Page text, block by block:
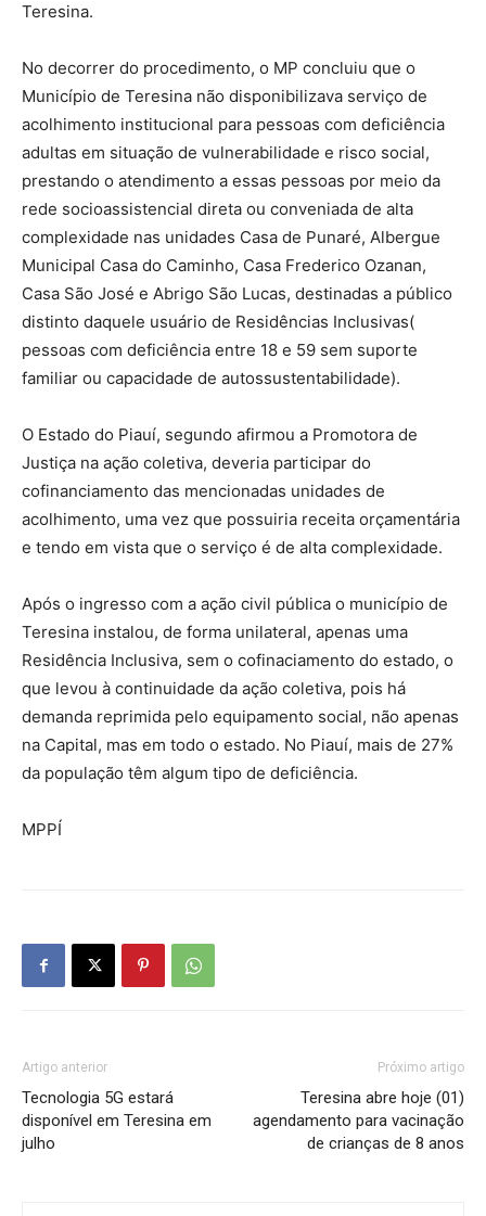
Teresina.
No decorrer do procedimento, o MP concluiu que o
Município de Teresina não disponibilizava serviço de
acolhimento institucional para pessoas com deficiência
adultas em situação de vulnerabilidade e risco social,
prestando o atendimento a essas pessoas por meio da
rede socioassistencial direta ou conveniada de alta
complexidade nas unidades Casa de Punaré, Albergue
Municipal Casa do Caminho, Casa Frederico Ozanan,
Casa São José e Abrigo São Lucas, destinadas a público
distinto daquele usuário de Residências Inclusivas(
pessoas com deficiência entre 18 e 59 sem suporte
familiar ou capacidade de autossustentabilidade).
O Estado do Piauí, segundo afirmou a Promotora de
Justiça na ação coletiva, deveria participar do
cofinanciamento das mencionadas unidades de
acolhimento, uma vez que possuiria receita orçamentária
e tendo em vista que o serviço é de alta complexidade.
Após o ingresso com a ação civil pública o município de
Teresina instalou, de forma unilateral, apenas uma
Residência Inclusiva, sem o cofinaciamento do estado, o
que levou à continuidade da ação coletiva, pois há
demanda reprimida pelo equipamento social, não apenas
na Capital, mas em todo o estado. No Piauí, mais de 27%
da população têm algum tipo de deficiência.
MPPÍ
Artigo anterior
Tecnologia 5G estará
disponível em Teresina em
julho
Próximo artigo
Teresina abre hoje (01)
agendamento para vacinação
de crianças de 8 anos